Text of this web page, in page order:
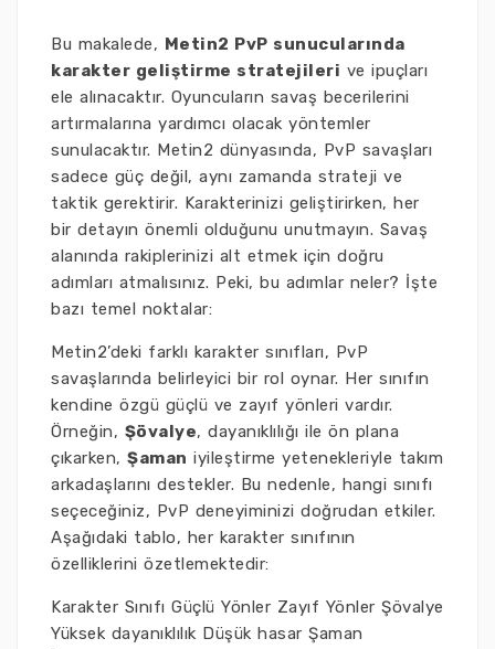
Bu makalede, Metin2 PvP sunucularında
karakter geliştirme stratejileri ve ipuçları
ele alınacaktır. Oyuncuların savaş becerilerini
artırmalarına yardımcı olacak yöntemler
sunulacaktır. Metin2 dünyasında, PvP savaşları
sadece güç değil, aynı zamanda strateji ve
taktik gerektirir. Karakterinizi geliştirirken, her
bir detayın önemli olduğunu unutmayın. Savaş
alanında rakiplerinizi alt etmek için doğru
adımları atmalısınız. Peki, bu adımlar neler? İşte
bazı temel noktalar:
Metin2’deki farklı karakter sınıfları, PvP
savaşlarında belirleyici bir rol oynar. Her sınıfın
kendine özgü güçlü ve zayıf yönleri vardır.
Örneğin, Şövalye, dayanıklılığı ile ön plana
çıkarken, Şaman iyileştirme yetenekleriyle takım
arkadaşlarını destekler. Bu nedenle, hangi sınıfı
seçeceğiniz, PvP deneyiminizi doğrudan etkiler.
Aşağıdaki tablo, her karakter sınıfının
özelliklerini özetlemektedir:
Karakter Sınıfı Güçlü Yönler Zayıf Yönler Şövalye
Yüksek dayanıklılık Düşük hasar Şaman